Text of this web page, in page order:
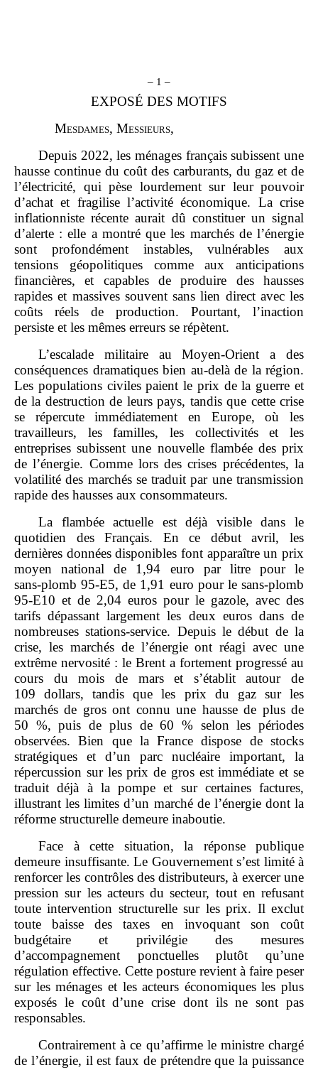
– 1 –
EXPOSÉ DES MOTIFS
Mesdames, Messieurs,
Depuis 2022, les ménages français subissent une
hausse continue du coût des carburants, du gaz et de
l’électricité, qui pèse lourdement sur leur pouvoir
d’achat et fragilise l’activité économique. La crise
inflationniste récente aurait dû constituer un signal
d’alerte : elle a montré que les marchés de l’énergie
sont profondément instables, vulnérables aux
tensions géopolitiques comme aux anticipations
financières, et capables de produire des hausses
rapides et massives souvent sans lien direct avec les
coûts réels de production. Pourtant, l’inaction
persiste et les mêmes erreurs se répètent.
L’escalade militaire au Moyen‑Orient a des
conséquences dramatiques bien au‑delà de la région.
Les populations civiles paient le prix de la guerre et
de la destruction de leurs pays, tandis que cette crise
se répercute immédiatement en Europe, où les
travailleurs, les familles, les collectivités et les
entreprises subissent une nouvelle flambée des prix
de l’énergie. Comme lors des crises précédentes, la
volatilité des marchés se traduit par une transmission
rapide des hausses aux consommateurs.
La flambée actuelle est déjà visible dans le
quotidien des Français. En ce début avril, les
dernières données disponibles font apparaître un prix
moyen national de 1,94 euro par litre pour le
sans‑plomb 95‑E5, de 1,91 euro pour le sans‑plomb
95‑E10 et de 2,04 euros pour le gazole, avec des
tarifs dépassant largement les deux euros dans de
nombreuses stations‑service. Depuis le début de la
crise, les marchés de l’énergie ont réagi avec une
extrême nervosité : le Brent a fortement progressé au
cours du mois de mars et s’établit autour de
109 dollars, tandis que les prix du gaz sur les
marchés de gros ont connu une hausse de plus de
50 %, puis de plus de 60 % selon les périodes
observées. Bien que la France dispose de stocks
stratégiques et d’un parc nucléaire important, la
répercussion sur les prix de gros est immédiate et se
traduit déjà à la pompe et sur certaines factures,
illustrant les limites d’un marché de l’énergie dont la
réforme structurelle demeure inaboutie.
Face à cette situation, la réponse publique
demeure insuffisante. Le Gouvernement s’est limité à
renforcer les contrôles des distributeurs, à exercer une
pression sur les acteurs du secteur, tout en refusant
toute intervention structurelle sur les prix. Il exclut
toute baisse des taxes en invoquant son coût
budgétaire et privilégie des mesures
d’accompagnement ponctuelles plutôt qu’une
régulation effective. Cette posture revient à faire peser
sur les ménages et les acteurs économiques les plus
exposés le coût d’une crise dont ils ne sont pas
responsables.
Contrairement à ce qu’affirme le ministre chargé
de l’énergie, il est faux de prétendre que la puissance